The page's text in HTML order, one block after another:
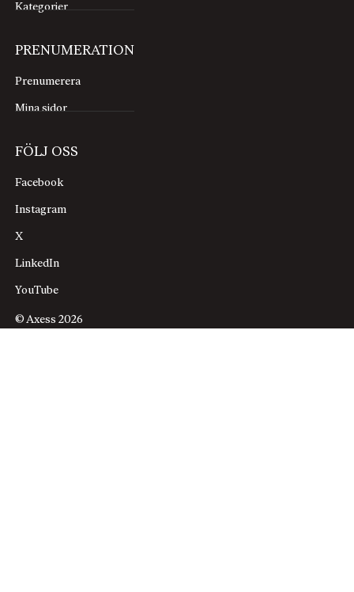
Kategorier
PRENUMERATION
Prenumerera
Mina sidor
FÖLJ OSS
Facebook
Instagram
X
LinkedIn
YouTube
© Axess 2026